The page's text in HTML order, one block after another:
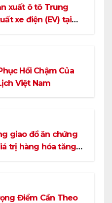
xuất ô tô Trung
xe điện (EV) tại
Hồi Chậm Của
Việt Nam
giao đồ ăn chứng
trị hàng hóa tăng
Điểm Cần Theo